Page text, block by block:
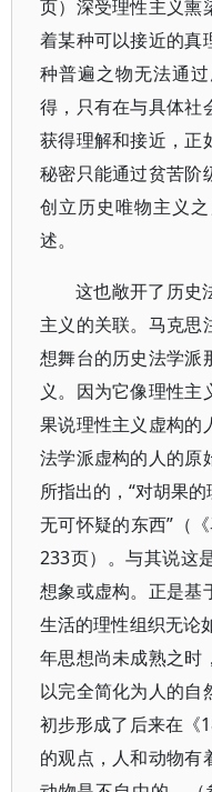
页）深受理性主义熏
着某种可以接近的真
种普遍之物无法通
得，只有在与具体社
获得理解和接近，正
秘密只能通过贫苦阶
创立历史唯物主义
述。
这也敞开了历史
主义的关联。马克思
想舞台的历史法学派
义。因为它像理性主
果说理性主义虚构的
法学派虚构的人的原
所指出的，“对胡果
无可怀疑的东西”（
233页）。与其说这
想象或虚构。正是基
生活的理性组织无论
年思想尚未成熟之时
以完全简化为人的自
初步形成了后来在《
的观点，人和动物有